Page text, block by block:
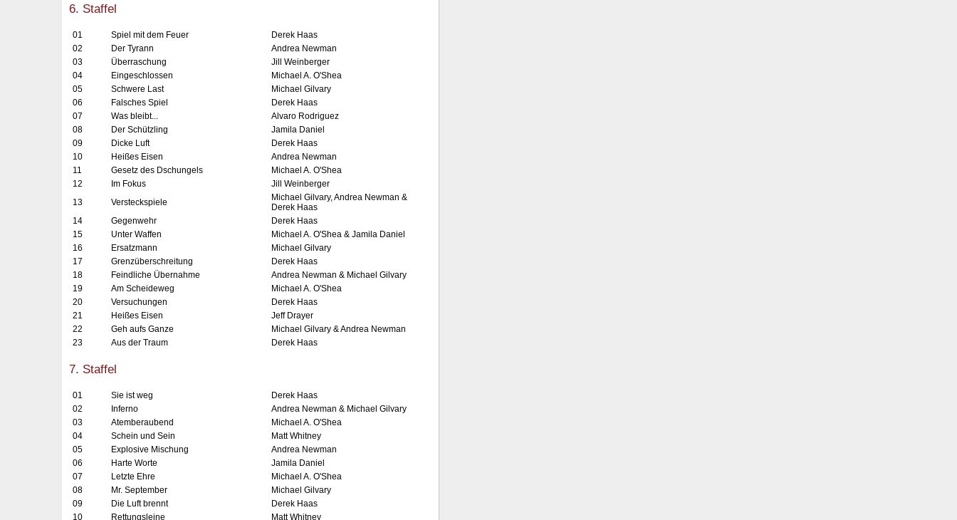
6. Staffel
01 Spiel mit dem Feuer
Derek Haas
02
Der Tyrann
Andrea Newman
03
Überraschung
Jill Weinberger
04
Eingeschlossen
Michael A. O'Shea
05
Schwere Last
Michael Gilvary
06
Falsches Spiel
Derek Haas
07
Was bleibt...
Alvaro Rodriguez
08
Der Schützling
Jamila Daniel
09
Dicke Luft
Derek Haas
10
Heißes Eisen
Andrea Newman
11
Gesetz des Dschungels
Michael A. O'Shea
12
Im Fokus
Jill Weinberger
13
Versteckspiele
Michael Gilvary, Andrea Newman &
Derek Haas
14
Gegenwehr
Derek Haas
15
Unter Waffen
Michael A. O'Shea & Jamila Daniel
16
Ersatzmann
Michael Gilvary
17
Grenzüberschreitung
Derek Haas
18
Feindliche Übernahme
Andrea Newman & Michael Gilvary
19
Am Scheideweg
Michael A. O'Shea
20
Versuchungen
Derek Haas
21
Heißes Eisen
Jeff Drayer
22
Geh aufs Ganze
Michael Gilvary & Andrea Newman
23
Aus der Traum Derek Haas
7. Staffel
01 Sie ist weg
Derek Haas
02
Inferno
Andrea Newman & Michael Gilvary
03
Atemberaubend
Michael A. O'Shea
04
Schein und Sein
Matt Whitney
05
Explosive Mischung
Andrea Newman
06
Harte Worte
Jamila Daniel
07
Letzte Ehre
Michael A. O'Shea
08
Mr. September
Michael Gilvary
09
Die Luft brennt
Derek Haas
10
Rettungsleine Matt Whitney